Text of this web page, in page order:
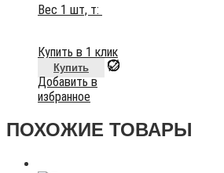
Вес 1 шт, т:
Купить в 1 клик
Купить
Добавить в
избранное
ПОХОЖИЕ ТОВАРЫ